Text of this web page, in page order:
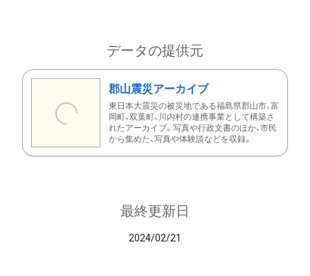
データの提供元
郡山震災アーカイブ
東日本大震災の被災地である福島県郡山市、富
岡町、双葉町、川内村の連携事業として構築さ
れたアーカイブ。写真や行政文書のほか、市民
から集めた、写真や体験談などを収録。
最終更新日
2024/02/21